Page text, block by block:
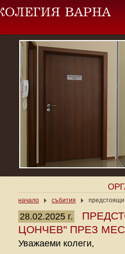
начало събития предстоящи
28.02.2025 г.
ЦОНЧЕВ" ПРЕЗ
Уважаеми колеги,